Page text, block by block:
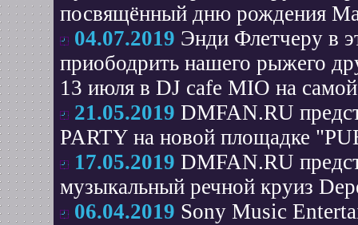
посвящённый дню рождения
04.07.2019 Энди Флетчеру в
приободрить нашего рыжего
13 июля в DJ cafe MIO на
21.05.2019 DMFAN.RU
PARTY на новой площадке
17.05.2019 DMFAN.RU
музыкальный речной круиз
06.04.2019 Sony Music